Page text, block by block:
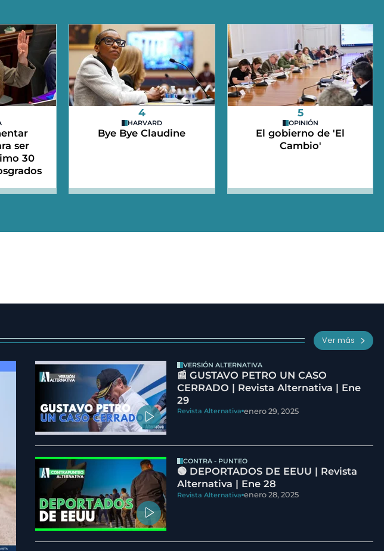
ser
30
4
HARVARD
Bye Bye Claudine
5
OPINIÓN
El gobierno de 'El
Cambio'
Ver más
VERSIÓN ALTERNATIVA
📰 GUSTAVO PETRO UN CASO
CERRADO | Revista Alternativa | Ene
29
Revista Alternativa enero 29, 2025
CONTRA - PUNTEO
🟢 DEPORTADOS DE EEUU | Revista
Alternativa | Ene 28
Revista Alternativa enero 28, 2025